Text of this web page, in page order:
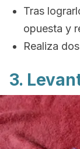
Tras
opuesta y
Realiza
3.